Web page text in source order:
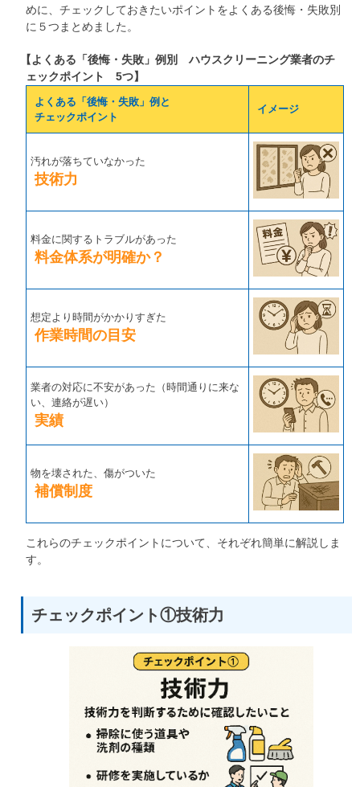
めに、チェックしておきたいポイントをよくある後悔・失敗別
に５つまとめました。
【よくある「後悔・失敗」例別 ハウスクリーニング業者のチ
ェックポイント 5つ】
よくある「後悔・失敗」例と
チェックポイント
イメージ
汚れが落ちていなかった
技術力
料金に関するトラブルがあった
料金体系が明確か？
想定より時間がかかりすぎた
作業時間の目安
業者の対応に不安があった（時間通りに来な
い、連絡が遅い）
実績
物を壊された、傷がついた
補償制度
これらのチェックポイントについて、それぞれ簡単に解説しま
す。
チェックポイント①技術力